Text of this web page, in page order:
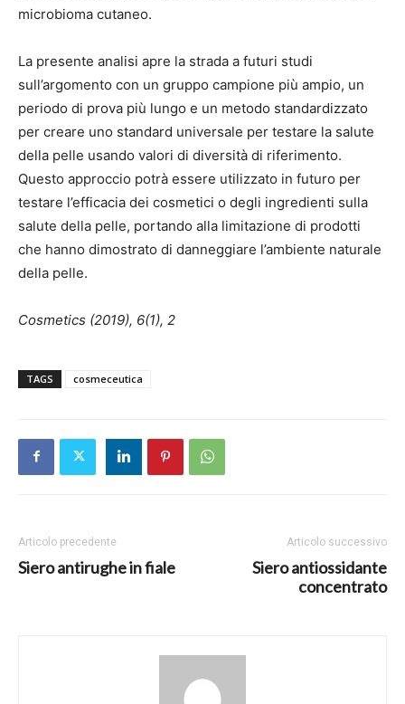
microbioma cutaneo.
La presente analisi apre la strada a futuri studi
sull’argomento con un gruppo campione più ampio, un
periodo di prova più lungo e un metodo standardizzato
per creare uno standard universale per testare la salute
della pelle usando valori di diversità di riferimento.
Questo approccio potrà essere utilizzato in futuro per
testare l’efficacia dei cosmetici o degli ingredienti sulla
salute della pelle, portando alla limitazione di prodotti
che hanno dimostrato di danneggiare l’ambiente naturale
della pelle.
Cosmetics (2019), 6(1), 2
TAGS cosmeceutica
Articolo precedente
Siero antirughe in fiale
Articolo successivo
Siero antiossidante
concentrato